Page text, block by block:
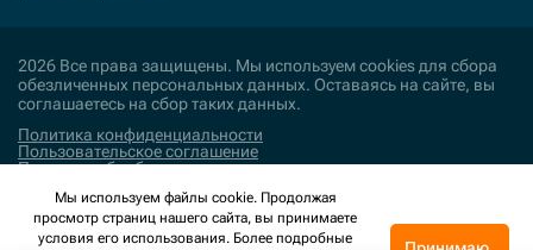
2026 Все права защищены. Мы используем cookies для сбора
обезличенных персональных данных. Оставаясь на сайте, вы
соглашаетесь на сбор таких данных.
Политика конфиденциальности
Пользовательское соглашение
Политика обработки персональных данных
Поддержка и развитие
Мы используем файлы cookie. Продолжая
просмотр страниц нашего сайта, вы принимаете
условия его использования. Более подробные